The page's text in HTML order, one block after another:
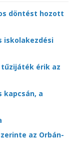
döntést hozott
iskolakezdési
érik az
kapcsán, a
az Orbán-